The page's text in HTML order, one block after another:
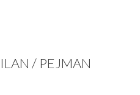
/ PEJMAN